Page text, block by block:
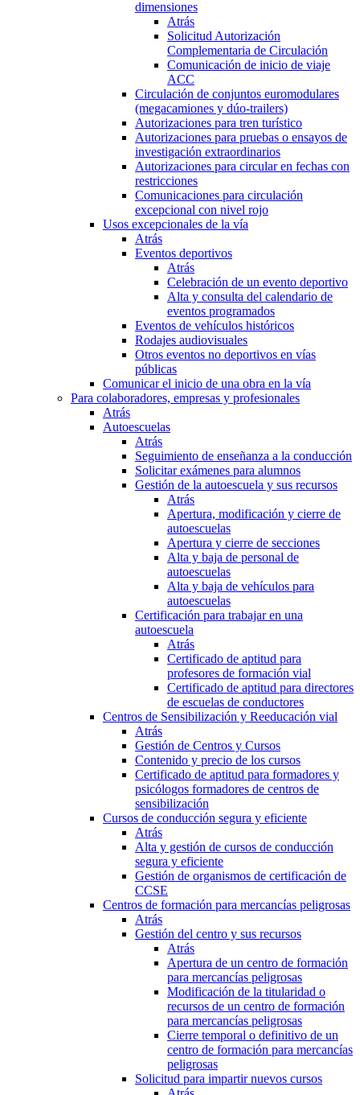
dimensiones
Atrás
Solicitud Autorización
Complementaria de Circulación
Comunicación de inicio de viaje
ACC
Circulación de conjuntos euromodulares
(megacamiones y dúo-trailers)
Autorizaciones para tren turístico
Autorizaciones para pruebas o ensayos de
investigación extraordinarios
Autorizaciones para circular en fechas con
restricciones
Comunicaciones para circulación
excepcional con nivel rojo
Usos excepcionales de la vía
Atrás
Eventos deportivos
Atrás
Celebración de un evento deportivo
Alta y consulta del calendario de
eventos programados
Eventos de vehículos históricos
Rodajes audiovisuales
Otros eventos no deportivos en vías
públicas
Comunicar el inicio de una obra en la vía
Para colaboradores, empresas y profesionales
Atrás
Autoescuelas
Atrás
Seguimiento de enseñanza a la conducción
Solicitar exámenes para alumnos
Gestión de la autoescuela y sus recursos
Atrás
Apertura, modificación y cierre de
autoescuelas
Apertura y cierre de secciones
Alta y baja de personal de
autoescuelas
Alta y baja de vehículos para
autoescuelas
Certificación para trabajar en una
autoescuela
Atrás
Certificado de aptitud para
profesores de formación vial
Certificado de aptitud para directores
de escuelas de conductores
Centros de Sensibilización y Reeducación vial
Atrás
Gestión de Centros y Cursos
Contenido y precio de los cursos
Certificado de aptitud para formadores y
psicólogos formadores de centros de
sensibilización
Cursos de conducción segura y eficiente
Atrás
Alta y gestión de cursos de conducción
segura y eficiente
Gestión de organismos de certificación de
CCSE
Centros de formación para mercancías peligrosas
Atrás
Gestión del centro y sus recursos
Atrás
Apertura de un centro de formación
para mercancías peligrosas
Modificación de la titularidad o
recursos de un centro de formación
para mercancías peligrosas
Cierre temporal o definitivo de un
centro de formación para mercancías
peligrosas
Solicitud para impartir nuevos cursos